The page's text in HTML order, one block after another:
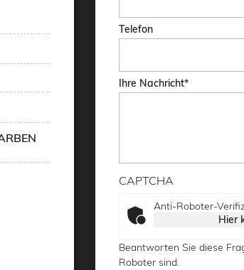
Telefon
Ihre Nachricht
CAPTCHA
Anti-Roboter-
Hier
Beantworten Sie diese
Roboter sind.